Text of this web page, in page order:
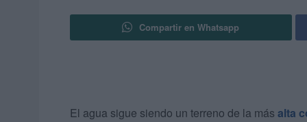
Compartir en Whatsapp
El agua sigue siendo un terreno de la más alta